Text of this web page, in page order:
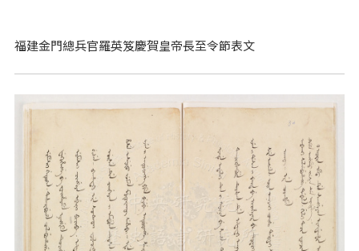
福建金門總兵官羅英笈慶賀皇帝長至令節表文